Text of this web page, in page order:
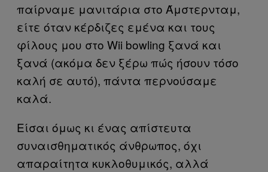
παίρναμε μανιτάρια στο Άμστερνταμ,
είτε όταν κέρδιζες εμένα και τους
φίλους μου στο Wii bowling ξανά και
ξανά (ακόμα δεν ξέρω πώς ήσουν τόσο
καλή σε αυτό), πάντα περνούσαμε
καλά.
Είσαι όμως κι ένας απίστευτα
συναισθηματικός άνθρωπος, όχι
απαραίτητα κυκλοθυμικός, αλλά